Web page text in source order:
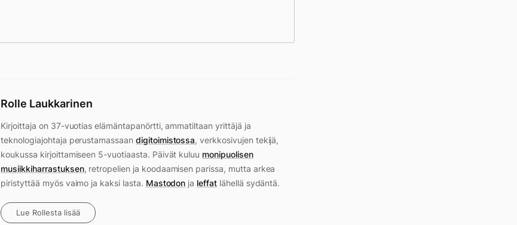
Rolle Laukkarinen
Kirjoittaja on 37-vuotias elämäntapanörtti, ammatiltaan yrittäjä ja
teknologiajohtaja perustamassaan digitoimistossa, verkkosivujen tekijä,
koukussa kirjoittamiseen 5-vuotiaasta. Päivät kuluu monipuolisen
musiikkiharrastuksen, retropelien ja koodaamisen parissa, mutta arkea
piristyttää myös vaimo ja kaksi lasta. Mastodon ja leffatlähellä sydäntä.
Lue Rollesta lisää